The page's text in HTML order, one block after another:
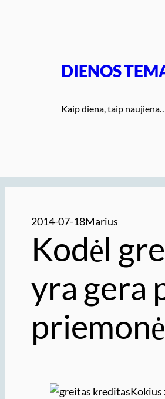
DIENOS
Kaip diena, taip naujiena…
2014-07-18Marius
Kodėl
yra gera
Kokius